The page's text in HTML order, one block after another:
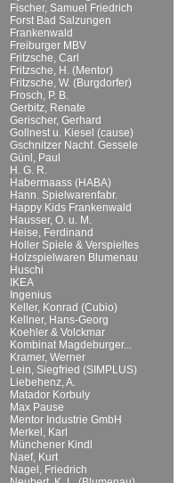
Fischer, Samuel Friedrich
Forst Bad Salzungen
Frankenwald
Freiburger MBV
Fritzsche, Carl
Fritzsche, H. (Mentor)
Fritzsche, W. (Burgdorfer)
Frosch, P. B.
Gerbitz, Renate
Gerischer, Gerhard
Gollnest u. Kiesel (cause)
Gschnitzer Nachf. Gessele
Günl, Paul
H. G. R.
Habermaass (HABA)
Hann. Spielwarenfabr.
Happy Kids Frankenwald
Hausser, O. u. M.
Heise, Ferdinand
Holler Spiele & Verspieltes
Holzspielwaren Blumenau
Huschi
IKEA
Ingenius
Keller, Konrad (Cubio)
Kellner, Hans-Georg
Koehler & Volckmar
Kombinat Magdeburger...
Kramer, Werner
Lein, Siegfried (SIMPLUS)
Liebehenz, A.
Matador Korbuly
Max Pause
Mentor Industrie GmbH
Merkel, Karl
Münchener Kindl
Naef, Kurt
Nagel, Friedrich